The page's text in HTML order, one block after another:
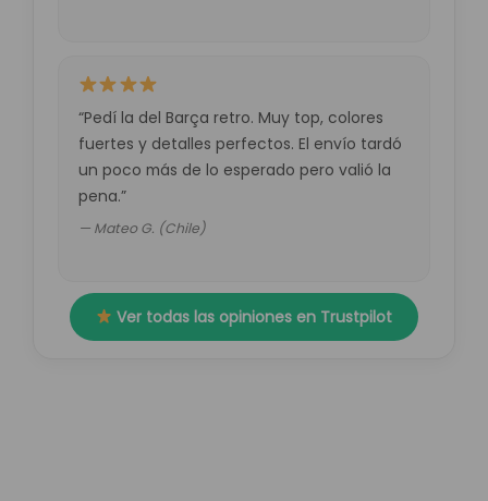
“Pedí la del Barça retro. Muy top, colores
fuertes y detalles perfectos. El envío tardó
un poco más de lo esperado pero valió la
pena.”
— Mateo G. (Chile)
Ver todas las opiniones en Trustpilot